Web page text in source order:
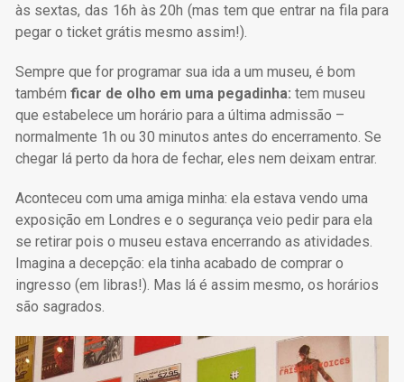
às sextas, das 16h às 20h (mas tem que entrar na fila para
pegar o ticket grátis mesmo assim!).
Sempre que for programar sua ida a um museu, é bom
também ficar de olho em uma pegadinha: tem museu
que estabelece um horário para a última admissão –
normalmente 1h ou 30 minutos antes do encerramento. Se
chegar lá perto da hora de fechar, eles nem deixam entrar.
Aconteceu com uma amiga minha: ela estava vendo uma
exposição em Londres e o segurança veio pedir para ela
se retirar pois o museu estava encerrando as atividades.
Imagina a decepção: ela tinha acabado de comprar o
ingresso (em libras!). Mas lá é assim mesmo, os horários
são sagrados.